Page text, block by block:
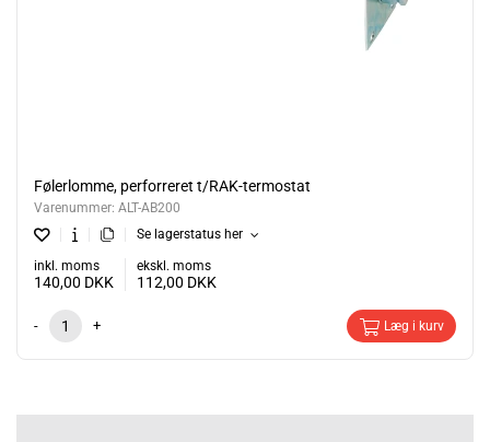
Følerlomme, perforreret t/RAK-termostat
Varenummer: ALT-AB200
Se lagerstatus her
inkl. moms
140,00 DKK
ekskl. moms
112,00 DKK
- + Læg i kurv